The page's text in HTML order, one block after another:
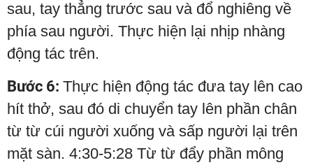
sau, tay thẳng trước sau và đổ nghiêng về
phía sau người. Thực hiện lại nhịp nhàng
động tác trên.
Bước 6: Thực hiện động tác đưa tay lên cao
hít thở, sau đó di chuyển tay lên phần chân
từ từ cúi người xuống và sấp người lại trên
mặt sàn. 4:30-5:28 Từ từ đẩy phần mông